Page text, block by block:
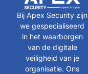
Bij Apex Security zijn
we gespecialiseerd
in het waarborgen
van de digitale
veiligheid van je
organisatie. Ons